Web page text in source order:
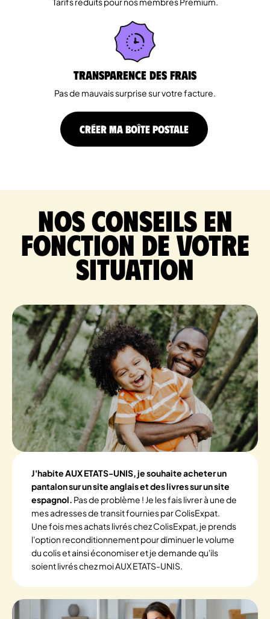
Transparence des Frais
Pas de mauvais surprise sur votre facture.
CRÉER MA BOÎTE POSTALE
Nos conseils en
fonction de votre
situation
J'habite AUX ETATS-UNIS, je souhaite acheter un
pantalon sur un site anglais et des livres sur un site
espagnol. Pas de problème ! Je les fais livrer à une de
mes adresses de transit fournies par ColisExpat.
Une fois mes achats livrés chez ColisExpat, je prends
l'option reconditionnement pour diminuer le volume
du colis et ainsi économiser et je demande qu'ils
soient livrés chez moi AUX ETATS-UNIS.